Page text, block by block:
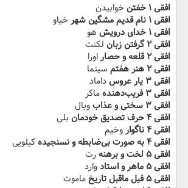
افقی ۱ خفتن
خوابیدن
افقی ۱ نام قدیم مشگین شهر
خیاو
افقی ۱ خدای درویش
هو
افقی ۲ گرفتن‬‫ زبان
لکنت
افقی ۲ قلعه و حصار
اورا
افقی ۲ هنر هفتم
سینما
افقی ۳ یار عروس
داماد
افقی ۳ فریب‌دهنده
ماکر
افقی ۳ ‬‫سختی و عذاب
وبال
افقی ۴ حرف تصدیق خودمان
بلی
افقی ۴ ناگوار
وخیم
افقی ۴ به صورت‬‫ بی‌ضابطه و نسنجیده
کیلویی
افقی ۵ لخت و برهنه
رت
افقی ۵ ماهر و استاد
وارد
افقی ۵ فیل‬‫ ماقبل تاریخ
ماموت